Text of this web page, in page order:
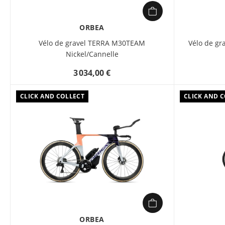
ORBEA
Vélo de gravel TERRA M30TEAM
Nickel/Cannelle
3 034,00 €
Vélo de
CLICK AND COLLECT
ORBEA
CLICK AND